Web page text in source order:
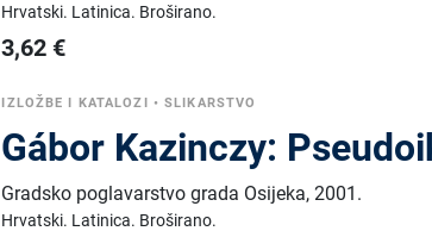
Hrvatski. Latinica. Broširano.
3,62 €
IZLOŽBE I KATALOZI •SLIKARSTVO
Gábor Kazinczy:
Gradsko poglavarstvo grada Osijeka,2001.
Hrvatski. Latinica. Broširano.